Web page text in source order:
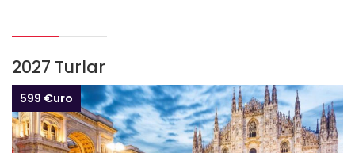
2027 Turlar
599 €uro